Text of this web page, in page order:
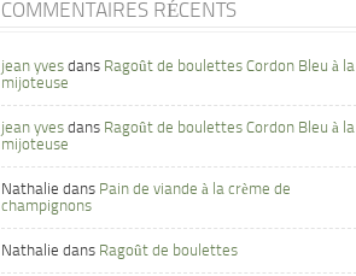
COMMENTAIRES RÉCENTS
jean yves dans Ragoût de boulettes Cordon Bleu à la
mijoteuse
jean yves dans Ragoût de boulettes Cordon Bleu à la
mijoteuse
Nathalie dans Pain de viande à la crème de
champignons
Nathalie dans Ragoût de boulettes